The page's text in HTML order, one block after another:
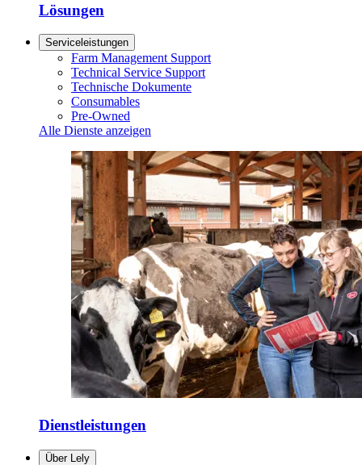
Lösungen
Serviceleistungen
Farm Management Support
Technical Service Support
Technische Dokumente
Consumables
Pre-Owned
Alle Dienste anzeigen
Dienstleistungen
Über Lely